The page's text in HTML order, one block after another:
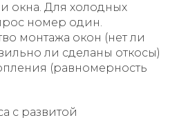
окна. Для холодных
номер один.
монтажа окон (нет ли
ли сделаны откосы)
(равномерность
с развитой